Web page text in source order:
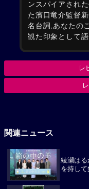
ンスパイアされ
た濱口竜介監督
名台詞,あなたの
観た印象として
レ
関連ニュース
綾瀬は
を持し